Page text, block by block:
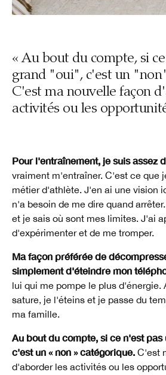
« Au bout du compte, si
grand "oui", c'est un
C'est ma nouvelle façon
activités ou les
Pour l'entraînement, je suis assez
vraiment m'entraîner. C'est ce que
métier d'athlète. J'en ai une vision
n'a besoin de me dire quand
et je sais où sont mes limites. J'ai
d'expérimenter et de me tromper.
Ma façon préférée de
simplement d'éteindre mon
lui qui me pompe le plus d'énergie.
sature, je l'éteins et je passe du
ma famille.
Au bout du compte, si ce n'est pas
c'est un « non » catégorique. C'est
d'aborder les activités ou les